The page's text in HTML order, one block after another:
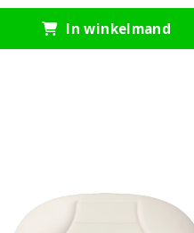
In winkelmand